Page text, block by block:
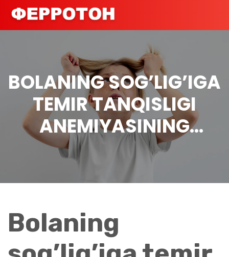
BOLANING SOG’LIG’IGA
TEMIR TANQISLIGI
ANEMIYASINING
TA’SIRI
Bolaning